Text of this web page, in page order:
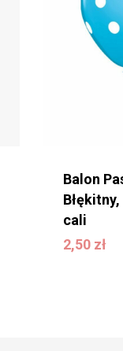
Balon
cali
2,50 zł
2,50zł